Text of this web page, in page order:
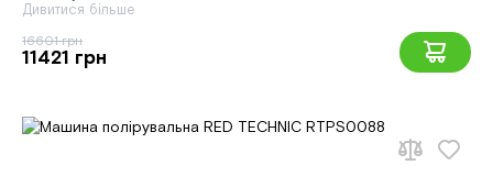
Дивитися більше
16601 грн
11421 грн